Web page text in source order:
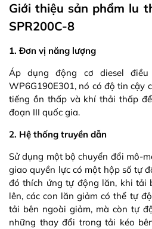
Giới thiệu sản phẩm lu
SPR200C-8
1. Đơn vị năng lượng
Áp dụng động cơ diesel
WP6G190E301, nó có độ tin cậy
tiếng ồn thấp và khí thải thấp
đoạn III quốc gia.
2. Hệ thống truyền dẫn
Sử dụng một bộ chuyển đổi mô-
giao quyền lực có một hộp số tự
đó thích ứng tự động lăn, khi tải
lên, các con lăn giảm có thể tự
tải bên ngoài giảm, mà còn tự
những thay đổi trong tải kéo